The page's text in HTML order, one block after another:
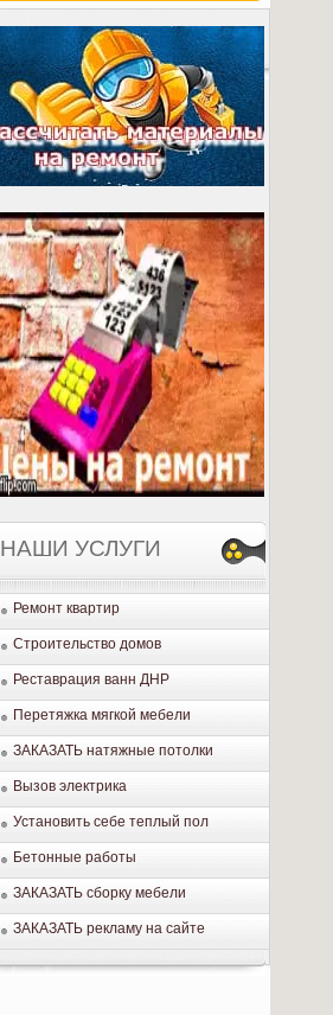
НАШИ УСЛУГИ
Ремонт квартир
Строительство домов
Реставрация ванн ДНР
Перетяжка мягкой мебели
ЗАКАЗАТЬ натяжные потолки
Вызов электрика
Установить себе теплый пол
Бетонные работы
ЗАКАЗАТЬ сборку мебели
ЗАКАЗАТЬ рекламу на сайте